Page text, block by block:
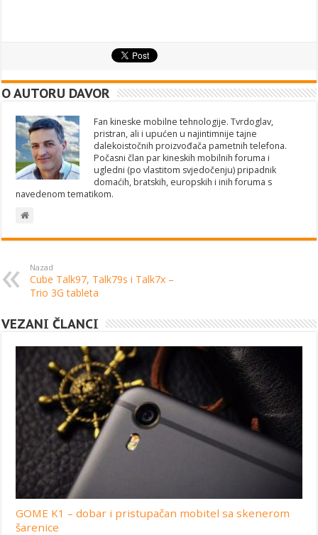
O AUTORU DAVOR
Fan kineske mobilne tehnologije. Tvrdoglav,
pristran, ali i upućen u najintimnije tajne
dalekoistočnih proizvođača pametnih telefona.
Počasni član par kineskih mobilnih foruma i
ugledni (po vlastitom svjedočenju) pripadnik
domaćih, bratskih, europskih i inih foruma s
navedenom tematikom.
Nazad
Cube Talk97, Talk79s i Talk7x –
Trio 3G tableta
VEZANI ČLANCI
GOME K1 – dobar i pristupačan mobitel sa skenerom
šarenice